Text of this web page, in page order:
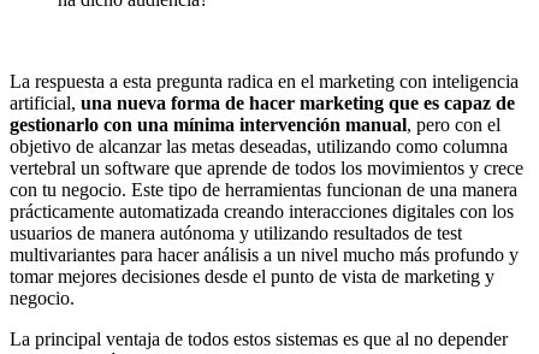
La respuesta a esta pregunta radica en el marketing con inteligencia
artificial, una nueva forma de hacer marketing que es capaz de
gestionarlo con una mínima intervención manual, pero con el
objetivo de alcanzar las metas deseadas, utilizando como columna
vertebral un software que aprende de todos los movimientos y crece
con tu negocio. Este tipo de herramientas funcionan de una manera
prácticamente automatizada creando interacciones digitales con los
usuarios de manera autónoma y utilizando resultados de test
multivariantes para hacer análisis a un nivel mucho más profundo y
tomar mejores decisiones desde el punto de vista de marketing y
negocio.
La principal ventaja de todos estos sistemas es que al no depender